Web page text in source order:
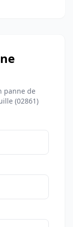
panne de
(02861)